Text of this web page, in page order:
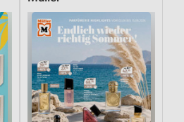
der Angebote
zur Auswahl von